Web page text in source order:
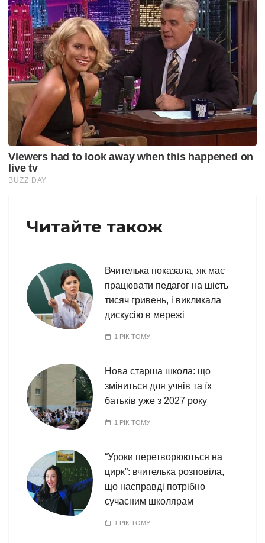
Читайте також
Вчителька показала, як має
працювати педагог на шість
тисяч гривень, і викликала
дискусію в мережі
1 РІК ТОМУ
Нова старша школа: що
зміниться для учнів та їх
батьків уже з 2027 року
1 РІК ТОМУ
“Уроки перетворюються на
цирк”: вчителька розповіла,
що насправді потрібно
сучасним школярам
1 РІК ТОМУ